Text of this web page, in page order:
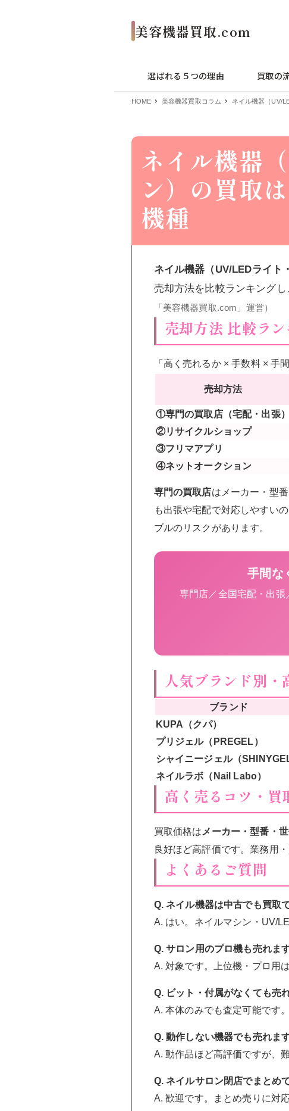
選ばれる５つの理由 買取の
HOME 美容機器買取コラム ネイル機器（UV/
ネイル機器
ン）の買取
機種
ネイル機器（UV/LEDライト
売却方法を比較ランキング
「美容機器買取.com」運営）
売却方法 比較ラ
「高く売れるか × 手数料 × 手
売却方法
①専門の買取店（宅配・出張）
②リサイクルショップ
③フリマアプリ
④ネットオークション
専門の買取店はメーカー・型
も出張や宅配で対応しやすい
ブルのリスクがあります。
手間な
専門店／全国宅配・出張
人気ブランド別・
ブランド
KUPA（クパ）
プリジェル（PREGEL）
シャイニージェル（
ネイルラボ（Nail Labo）
高く売るコツ・買
買取価格は メーカー・型番・
良好ほど高評価です。業務用
よくあるご質問
Q. ネイル機器は中古でも買取
A. はい。ネイルマシン・UV/
Q. サロン用のプロ機も売れま
A. 対象です。上位機・プロ用
Q. ビット・付属がなくても売
A. 本体のみでも査定可能です
Q. 動作しない機器でも売れま
A. 動作品ほど高評価ですが、
Q. ネイルサロン閉店でまとめ
A. 歓迎です。まとめ売りに対応